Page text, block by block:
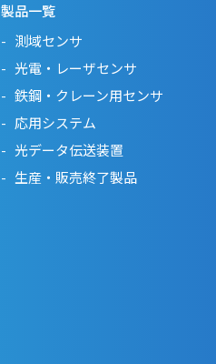
製品一覧
測域センサ
光電・レーザセンサ
鉄鋼・クレーン用センサ
応用システム
光データ伝送装置
生産・販売終了製品